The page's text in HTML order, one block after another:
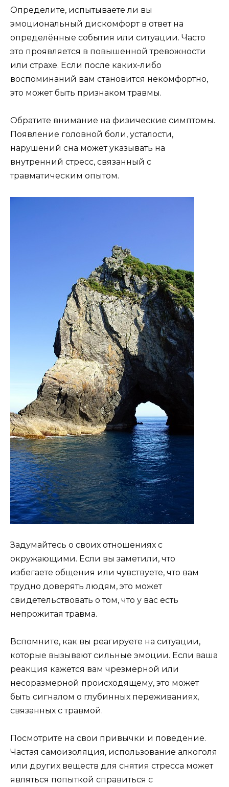
Определите, испытываете ли вы
эмоциональный дискомфорт в ответ на
определённые события или ситуации. Часто
это проявляется в повышенной тревожности
или страхе. Если после каких-либо
воспоминаний вам становится некомфортно,
это может быть признаком травмы.
Обратите внимание на физические симптомы.
Появление головной боли, усталости,
нарушений сна может указывать на
внутренний стресс, связанный с
травматическим опытом.
Задумайтесь о своих отношениях с
окружающими. Если вы заметили, что
избегаете общения или чувствуете, что вам
трудно доверять людям, это может
свидетельствовать о том, что у вас есть
непрожитая травма.
Вспомните, как вы реагируете на ситуации,
которые вызывают сильные эмоции. Если ваша
реакция кажется вам чрезмерной или
несоразмерной происходящему, это может
быть сигналом о глубинных переживаниях,
связанных с травмой.
Посмотрите на свои привычки и поведение.
Частая самоизоляция, использование алкоголя
или других веществ для снятия стресса может
являться попыткой справиться с